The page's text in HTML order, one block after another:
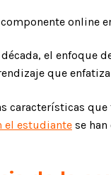
online
el enfoque
que
características
el estudiantese han